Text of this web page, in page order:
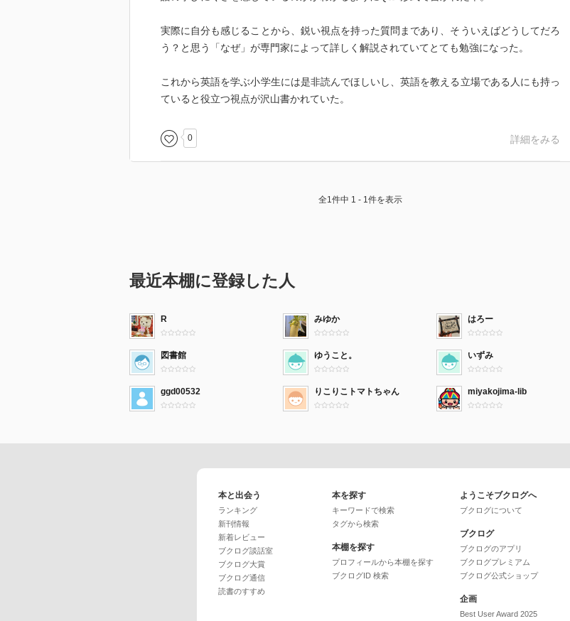
実際に自分も感じることから、鋭い視点を持った質問まであり、そういえばどうしてだろ
う？と思う「なぜ」が専門家によって詳しく解説されていてとても勉強になった。
これから英語を学ぶ小学生には是非読んでほしいし、英語を教える立場である人にも持っ
ていると役立つ視点が沢山書かれていた。
0 詳細をみる
全1件中 1 - 1件を表示
最近本棚に登録した人
R みゆか はろー
図書館 ゆうこと。 いずみ
ggd00532 りこりこトマトちゃん miyakojima-lib
本と出会う
ランキング
新刊情報
新着レビュー
ブクログ談話室
ブクログ大賞
ブクログ通信
読書のすすめ
本を探す
キーワードで検索
タグから検索
本棚を探す
プロフィールから本棚を探す
ブクログID 検索
ようこそブクログへ
ブクログについて
ブクログ
ブクログのアプリ
ブクログプレミアム
ブクログ公式ショップ
企画
Best User Award 2025